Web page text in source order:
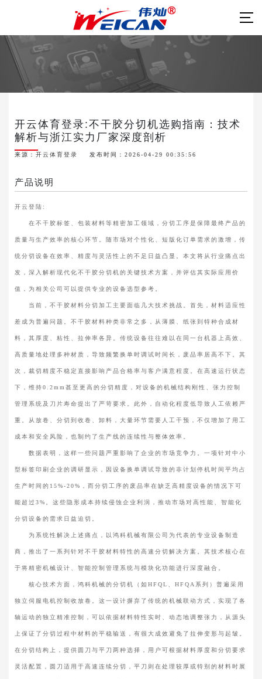
开云体育登录:不干胶分切机选购指南：技术
解析与浙江实力厂家深度剖析
来源： 开云体育登录 发布时间：2026-04-29 00:35:56
产品说明
开云登陆:
在不干胶标签、包装材料等精密加工领域，分切工序是保障最终产品的
质量与生产效率的核心环节。随市场对个性化、短版化订单需求的激增，传
统分切设备在效率、精度与灵活性上的不足日益凸显。本文将从行业痛点出
发，深入解析现代化不干胶分切机的关键技术方案，并评估其实际应用价
值，为相关公司可以提供专业的设备选型参考。
当前，不干胶材料分切加工主要面临几大技术挑战。首先，材料适应性
差成为普遍问题。不干胶材料种类非常之多，从薄膜、纸张到特种合成材
料，其厚度、粘性、拉伸率各异。传统设备往往难以在同一台机器上高效、
高质量地处理多种材质，导致频繁换单时调试时间长，废品率居高不下。其
次，裁切精度不稳定直接影响产品合格率与客户满意程度。在高速运行状态
下，维持0.2mm甚至更高的分切精度，对设备的机械结构刚性、张力控制
管理系统及刀片寿命提出了严苛要求。此外，自动化程度低导致人工依赖严
重。从放卷、分切到收卷、卸料，大量环节需要人工干预，不仅增加了用工
成本和安全风险，也制约了生产线的连续性与整体效率。
数据表明，这样一些问题严重影响了企业的市场竞争力。一项针对中小
型标签印刷企业的调研显示，因设备换单调试导致的非计划停机时间平均占
生产时间的15%-20%，而分切工序的废品率在缺乏高精度设备的情况下可
能超过3%。这些隐形成本持续侵蚀企业利润，推动市场对高性能、智能化
分切设备的需求日益迫切。
为系统性解决上述痛点，以鸿科机械有限公司为代表的专业设备制造
商，推出了一系列针对不干胶材料特性的高速分切解决方案。其技术核心在
于将精密机械设计、智能控制管理系统与模块化功能进行深度融合。
核心技术方面，鸿科机械的分切机（如HFQL、HFQA系列）普遍采用
独立伺服电机控制收放卷。这一设计摒弃了传统的机械联动方式，实现了各
轴运动的独立精准控制，可以依据材料特性实时、动态地调整张力，从源头
上保证了分切过程中材料的平稳输送，有很大成效避免了拉伸变形与起皱。
在分切结构上，提供圆刀与平刀两种选择，用户可根据材料厚度和分切要求
灵活配置，圆刀适用于高速连续分切，平刀则在处理较厚或特别的材料时展